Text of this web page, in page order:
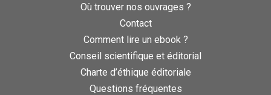
Où trouver nos ouvrages ?
Contact
Comment lire un ebook ?
Conseil scientifique et éditorial
Charte d’éthique éditoriale
Questions fréquentes